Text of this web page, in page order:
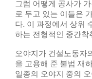
그럼 어떻게 공사가
로 두고 있는 이들은
다. 이 과정에서 상위
하는 전형적인 중간착
오야지가 건설노동자
을 고용해 준 불법 재
일종의 오야지 중의